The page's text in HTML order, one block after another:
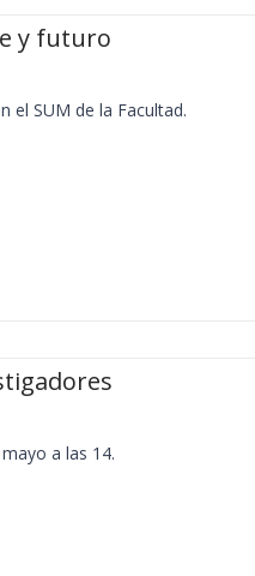
y futuro
el SUM de la Facultad.
a las 14.